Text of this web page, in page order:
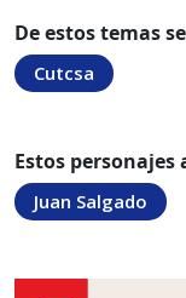
De estos temas
Cutcsa
Estos personajes
Juan Salgado